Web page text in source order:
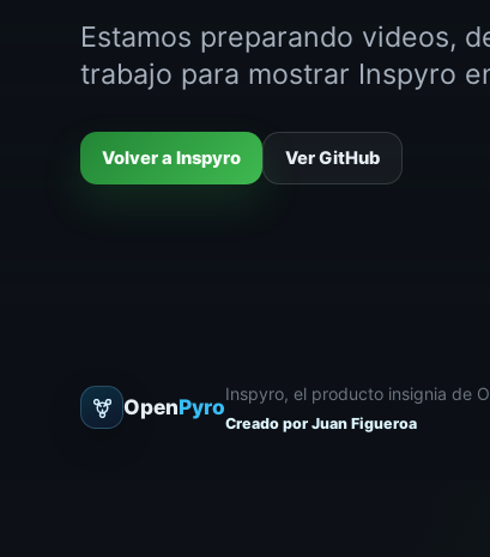
Estamos preparando videos,
trabajo para mostrar Inspyro
Volver a Inspyro Ver GitHub
OpenPyro
Inspyro, el producto insignia de
Creado por Juan Figueroa